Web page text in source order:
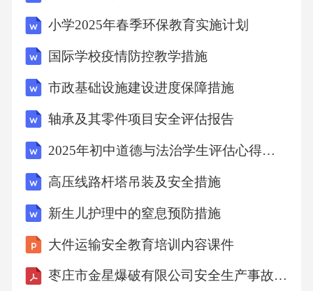
小学2025年春季环保教育实施计划
国际学校疫情防控教学措施
市政基础设施建设进度保障措施
轴承及其零件项目安全评估报告
2025年初中道德与法治学生评估心得体会
高压线路杆塔吊装及安全措施
新生儿护理中的窒息预防措施
大件运输安全教育培训内容课件
枣庄市金星爆破有限公司安全生产事故应急预案1